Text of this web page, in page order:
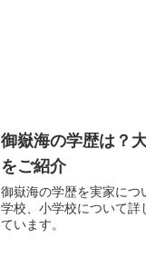
御嶽海の学歴は？
をご紹介
御嶽海の学歴を実家につ
学校、小学校について詳
ています。